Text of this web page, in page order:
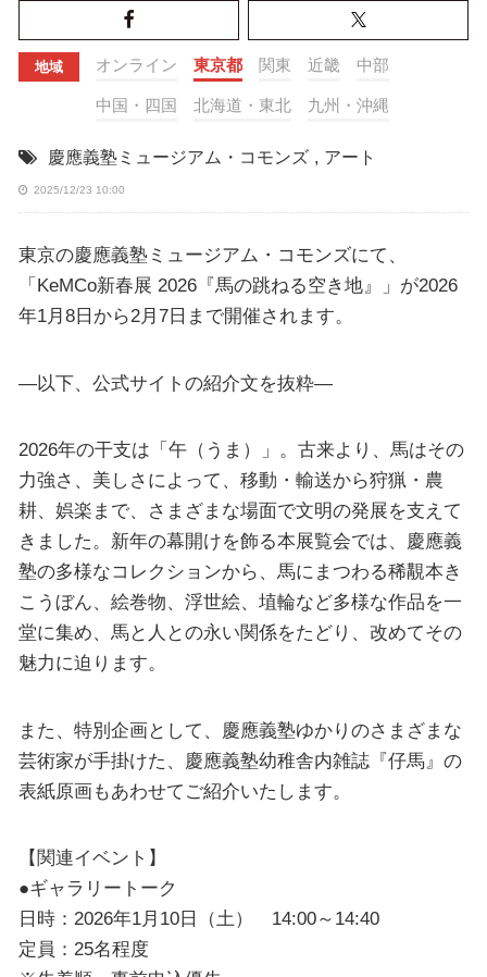
地域 オンライン 東京都 関東 近畿 中部
中国・四国 北海道・東北 九州・沖縄
慶應義塾ミュージアム・コモンズ , アート
2025/12/23 10:00
東京の慶應義塾ミュージアム・コモンズにて、
「KeMCo新春展 2026『馬の跳ねる空き地』」が2026
年1月8日から2月7日まで開催されます。
—以下、公式サイトの紹介文を抜粋—
2026年の干支は「午（うま）」。古来より、馬はその
力強さ、美しさによって、移動・輸送から狩猟・農
耕、娯楽まで、さまざまな場面で文明の発展を支えて
きました。新年の幕開けを飾る本展覧会では、慶應義
塾の多様なコレクションから、馬にまつわる稀覯本き
こうぼん、絵巻物、浮世絵、埴輪など多様な作品を一
堂に集め、馬と人との永い関係をたどり、改めてその
魅力に迫ります。
また、特別企画として、慶應義塾ゆかりのさまざまな
芸術家が手掛けた、慶應義塾幼稚舎内雑誌『仔馬』の
表紙原画もあわせてご紹介いたします。
【関連イベント】
●ギャラリートーク
日時：2026年1月10日（土） 14:00～14:40
定員：25名程度